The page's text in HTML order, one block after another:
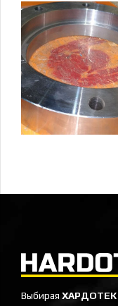
ВыбираяХАРДОТЕК